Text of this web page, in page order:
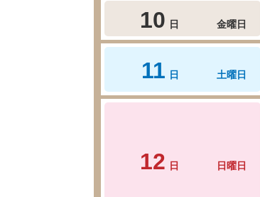
10 日 金曜日
11 日 土曜日
12 日 日曜日